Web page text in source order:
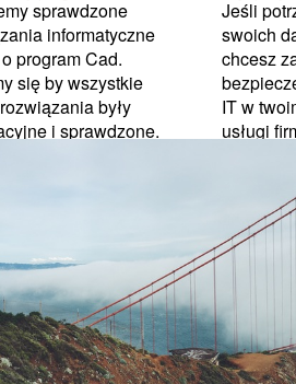
sprawdzone
informatyczne
program Cad.
się by wszystkie
były
i sprawdzone.
dnia nasi specjaliści
nad naszymi
któ...
Jeśli
swoich
chcesz
IT w
usługi